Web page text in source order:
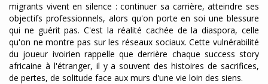
migrants vivent en silence : continuer sa carrière, atteindre ses
objectifs professionnels, alors qu'on porte en soi une blessure
qui ne guérit pas. C'est la réalité cachée de la diaspora, celle
qu'on ne montre pas sur les réseaux sociaux. Cette vulnérabilité
du joueur ivoirien rappelle que derrière chaque success story
africaine à l'étranger, il y a souvent des histoires de sacrifices,
de pertes, de solitude face aux murs d'une vie loin des siens.